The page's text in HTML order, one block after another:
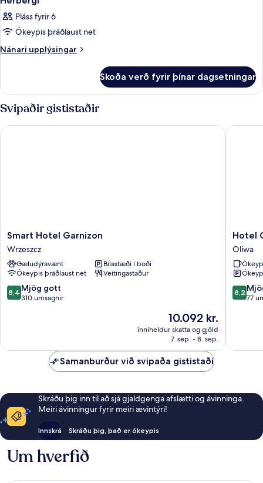
Pláss fyrir 6
Ókeypis þráðlaust net
Nánari upplýsingar
Nánari
Skoða verð fyrir þínar dagsetningar
Svipaðir gististaðir
Smart
Hotel
Garnizon
Wrzeszcz
Smart Hotel Garnizon
Wrzeszcz
Gæludýravænt
Bílastæði í boði
Ókeypis þráðlaust net
Veitingastaður
8.4
af
umsagnir
8,4 Mjög gott
310 umsagnir
Verðið
10.092 kr.
10.092 kr.
inniheldur skatta og gjöld
7. sep. - 8. sep.
Smart Hotel Garnizon
Hotel
Olivia
Oliwa
Hotel
Oliwa
8.2
af
8,2
77
Hotel
Samanburður við svipaða gististaði
Skráðu þig inn til að sjá gjaldgenga afslætti og ávinninga.
Meiri ávinningur fyrir meiri ævintýri!
Innskrá Skráðu þig, það er ókeypis
Um hverfið